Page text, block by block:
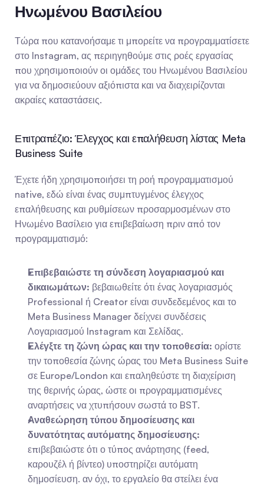
Ηνωμένου Βασιλείου
Τώρα που κατανοήσαμε τι μπορείτε να προγραμματίσετε
στο Instagram, ας περιηγηθούμε στις ροές εργασίας
που χρησιμοποιούν οι ομάδες του Ηνωμένου Βασιλείου
για να δημοσιεύουν αξιόπιστα και να διαχειρίζονται
ακραίες καταστάσεις.
Επιτραπέζιο: Έλεγχος και επαλήθευση λίστας Meta
Business Suite
Έχετε ήδη χρησιμοποιήσει τη ροή προγραμματισμού
native, εδώ είναι ένας συμπτυγμένος έλεγχος
επαλήθευσης και ρυθμίσεων προσαρμοσμένων στο
Ηνωμένο Βασίλειο για επιβεβαίωση πριν από τον
προγραμματισμό:
Επιβεβαιώστε τη σύνδεση λογαριασμού και
δικαιωμάτων: βεβαιωθείτε ότι ένας λογαριασμός
Professional ή Creator είναι συνδεδεμένος και το
Meta Business Manager δείχνει συνδέσεις
Λογαριασμού Instagram και Σελίδας.
Ελέγξτε τη ζώνη ώρας και την τοποθεσία: ορίστε
την τοποθεσία ζώνης ώρας του Meta Business Suite
σε Europe/London και επαληθεύστε τη διαχείριση
της θερινής ώρας, ώστε οι προγραμματισμένες
αναρτήσεις να χτυπήσουν σωστά το BST.
Αναθεώρηση τύπου δημοσίευσης και
δυνατότητας αυτόματης δημοσίευσης:
επιβεβαιώστε ότι ο τύπος ανάρτησης (feed,
καρουζέλ ή βίντεο) υποστηρίζει αυτόματη
δημοσίευση. αν όχι, το εργαλείο θα στείλει ένα